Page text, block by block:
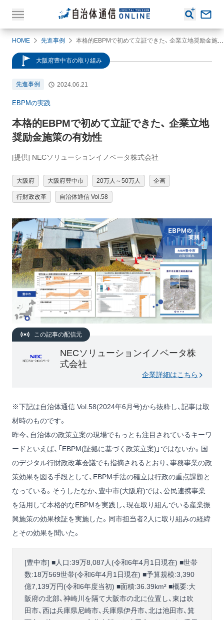
HOME 先進事例 本格的EBPMで初めて立証できた、 企業立地奨励金施策の有効性
大阪府豊中市の取り組み
先進事例 2024.06.21
EBPMの実践
本格的EBPMで初めて立証できた、 企業立地
奨励金施策の有効性
[提供] NECソリューションイノベータ株式会社
大阪府 大阪府豊中市 20万人～50万人 企画
行財政改革 自治体通信 Vol.58
この記事の配信元
NECソリューションイノベータ株
式会社
企業詳細はこちら
※下記は自治体通信 Vol.58(2024年6月号)から抜粋し、記事は取
材時のものです。
昨今、自治体の政策立案の現場でもっとも注目されているキーワ
ードといえば、「EBPM(証拠に基づく政策立案)」ではないか。国
のデジタル行財政改革会議でも指摘されるとおり、事務事業の政
策効果を図る手段として、EBPM手法の確立は行政の重点課題と
なっている。そうしたなか、豊中市(大阪府)では、公民連携事業
を活用して本格的なEBPMを実践し、現在取り組んでいる産業振
興施策の効果検証を実施した。同市担当者2人に取り組みの経緯
とその効果を聞いた。
[豊中市] ■人口:39万8,087人(令和6年4月1日現在) ■世帯
数:18万569世帯(令和6年4月1日現在) ■予算規模:3,390
億7,139万円(令和6年度当初) ■面積:36.39km² ■概要:大
阪府の北部、神崎川を隔て大阪市の北に位置し、東は吹
田市、西は兵庫県尼崎市、兵庫県伊丹市、北は池田市、箕